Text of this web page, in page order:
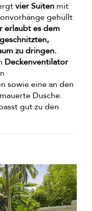
vier Suiten mit
gehüllt
erlaubt es dem
zu dringen.
Deckenventilator
sowie eine an den
Dusche.
gut zu den